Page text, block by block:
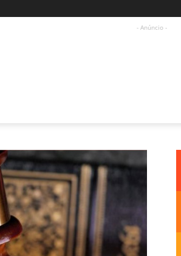
- Anúncio -